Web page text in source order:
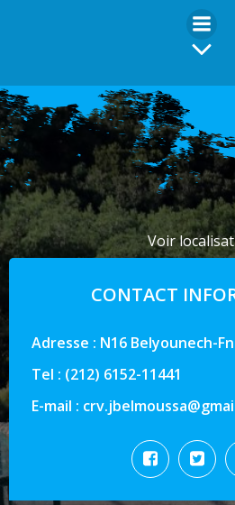
au
Voir
CONTACT
Adresse : N16 Belyounech-
Tel : (212) 6152-11441
E-mail :